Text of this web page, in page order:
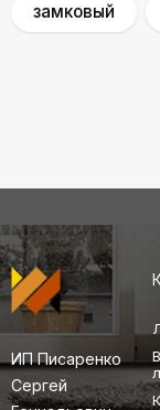
замковый
ИП Писаренко
Сергей